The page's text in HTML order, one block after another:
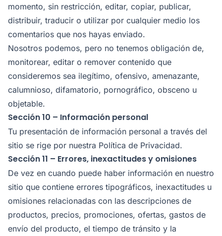
momento, sin restricción, editar, copiar, publicar,
distribuir, traducir o utilizar por cualquier medio los
comentarios que nos hayas enviado.
Nosotros podemos, pero no tenemos obligación de,
monitorear, editar o remover contenido que
consideremos sea ilegítimo, ofensivo, amenazante,
calumnioso, difamatorio, pornográfico, obsceno u
objetable.
Sección 10 – Información personal
Tu presentación de información personal a través del
sitio se rige por nuestra Política de Privacidad.
Sección 11 – Errores, inexactitudes y omisiones
De vez en cuando puede haber información en nuestro
sitio que contiene errores tipográficos, inexactitudes u
omisiones relacionadas con las descripciones de
productos, precios, promociones, ofertas, gastos de
envío del producto, el tiempo de tránsito y la